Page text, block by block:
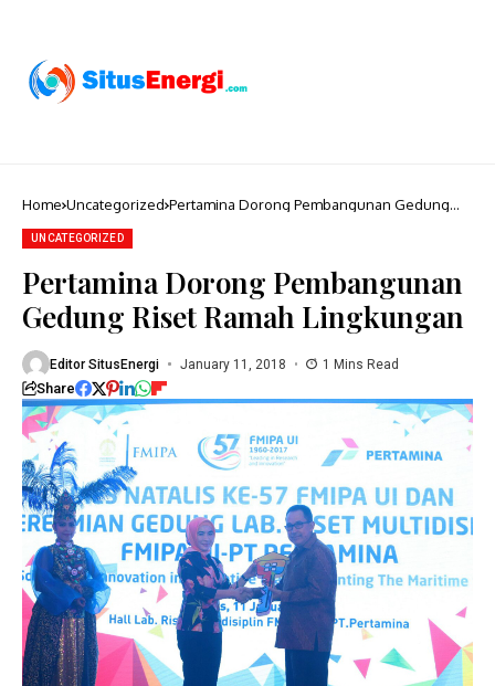
Home Uncategorized Pertamina Dorong Pembangunan Gedung
UNCATEGORIZED
Pertamina Dorong Pembangunan
Gedung Riset Ramah Lingkungan
Editor SitusEnergi January 11, 2018 1 Mins Read
Share